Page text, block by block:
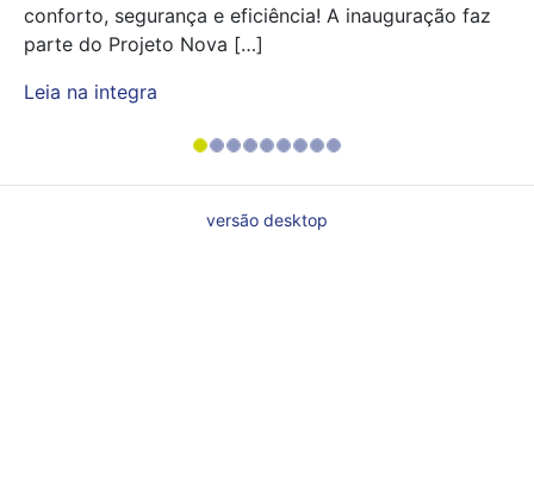
conforto, segurança e eficiência! A inauguração faz
parte do Projeto Nova […]
Leia na integra
versão desktop